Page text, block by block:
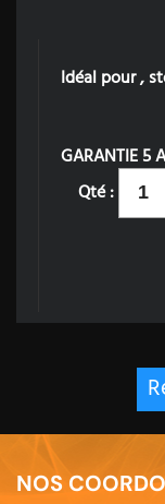
Idéal pour ,
GARANTIE 5
Qté :
NOS